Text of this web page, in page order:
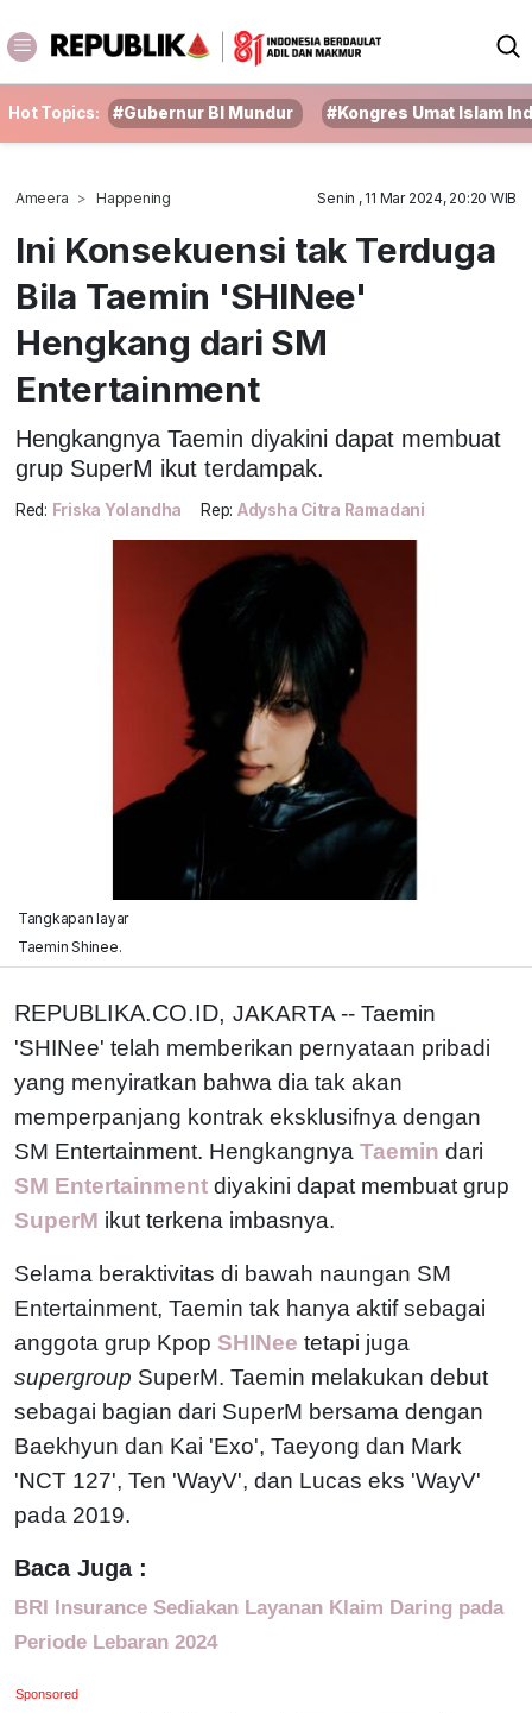
Hot Topics: #Gubernur BI Mundur #Kongres Umat Islam
Ameera Happening Senin , 11 Mar 2024, 20:20 WIB
Ini Konsekuensi tak Terduga
Bila Taemin 'SHINee'
Hengkang dari SM
Entertainment
Hengkangnya Taemin diyakini dapat membuat
grup SuperM ikut terdampak.
Red: Friska Yolandha Rep: Adysha Citra Ramadani
Tangkapan layar
Taemin Shinee.
REPUBLIKA.CO.ID, JAKARTA -- Taemin
'SHINee' telah memberikan pernyataan pribadi
yang menyiratkan bahwa dia tak akan
memperpanjang kontrak eksklusifnya dengan
SM Entertainment. Hengkangnya Taemin dari
SM Entertainment diyakini dapat membuat grup
SuperM ikut terkena imbasnya.
Selama beraktivitas di bawah naungan SM
Entertainment, Taemin tak hanya aktif sebagai
anggota grup Kpop SHINee tetapi juga
supergroup SuperM. Taemin melakukan debut
sebagai bagian dari SuperM bersama dengan
Baekhyun dan Kai 'Exo', Taeyong dan Mark
'NCT 127', Ten 'WayV', dan Lucas eks 'WayV'
pada 2019.
Baca Juga :
BRI Insurance Sediakan Layanan Klaim Daring pada
Periode Lebaran 2024
Sponsored